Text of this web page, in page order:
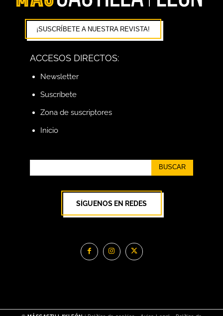
¡SUSCRÍBETE A NUESTRA REVISTA!
ACCESOS DIRECTOS:
Newsletter
Suscríbete
Zona de suscriptores
Inicio
BUSCAR
SÍGUENOS EN REDES